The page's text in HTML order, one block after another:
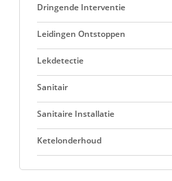
Dringende Interventie
Leidingen Ontstoppen
Lekdetectie
Sanitair
Sanitaire Installatie
Ketelonderhoud